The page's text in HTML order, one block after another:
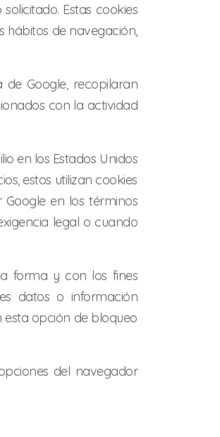
Estas cookies
hábitos de navegación,
Google, recopilaran
con la actividad
en los Estados Unidos
estos utilizan cookies
en los términos
legal o cuando
forma y con los fines
datos o información
esta opción de bloqueo
del navegador